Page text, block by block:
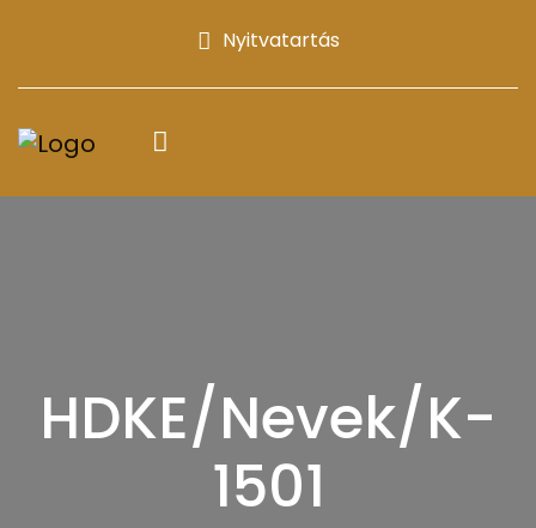
Nyitvatartás
HDKE/Nevek/K-
1501